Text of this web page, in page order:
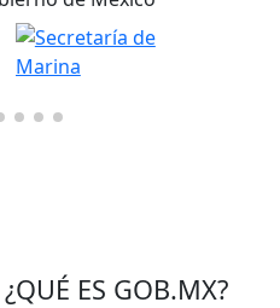
¿QUÉ ES GOB.MX?